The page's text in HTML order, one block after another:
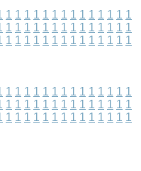
1 1 1 1 1 1 1 1 1 1 1 1 1 1
1 1 1 1 1 1 1 1 1 1 1 1 1 1
1 1 1 1 1 1 1 1 1 1 1 1 1 1
1 1 1 1 1 1 1 1 1 1 1 1 1 1
1 1 1 1 1 1 1 1 1 1 1 1 1 1
1 1 1 1 1 1 1 1 1 1 1 1 1 1